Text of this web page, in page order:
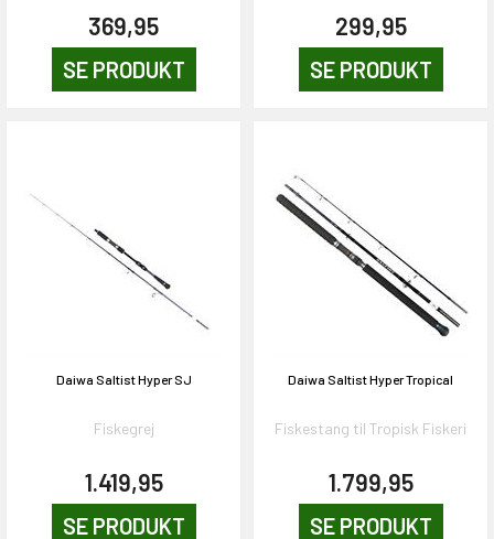
369,95
SE PRODUKT
299,95
SE PRODUKT
Daiwa Saltist Hyper SJ
Fiskegrej
1.419,95
SE PRODUKT
Daiwa Saltist Hyper Tropical
Fiskestang til Tropisk Fiskeri
1.799,95
SE PRODUKT